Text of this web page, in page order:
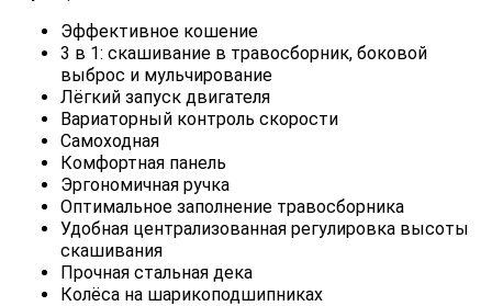
Эффективное кошение
3 в 1: скашивание в травосборник, боковой
выброс и мульчирование
Лёгкий запуск двигателя
Вариаторный контроль скорости
Самоходная
Комфортная панель
Эргономичная ручка
Оптимальное заполнение травосборника
Удобная централизованная регулировка высоты
скашивания
Прочная стальная дека
Колёса на шарикоподшипниках